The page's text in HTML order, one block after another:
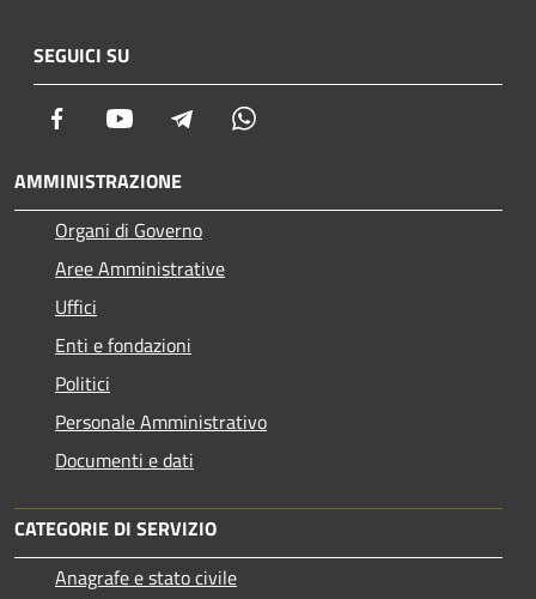
SEGUICI SU
Facebook Youtube Telegram
AMMINISTRAZIONE
Organi di Governo
Aree Amministrative
Uffici
Enti e fondazioni
Politici
Personale Amministrativo
Documenti e dati
CATEGORIE DI SERVIZIO
Anagrafe e stato civile